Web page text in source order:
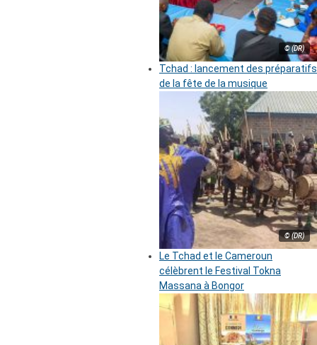
© (DR)
Tchad : lancement des préparatifs
de la fête de la musique
© (DR)
Le Tchad et le Cameroun
célèbrent le Festival Tokna
Massana à Bongor